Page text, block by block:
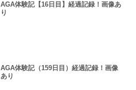
AGA体験記【16日目】経過記録！画像あ
り
AGA体験記（159日目）経過記録！画像
あり